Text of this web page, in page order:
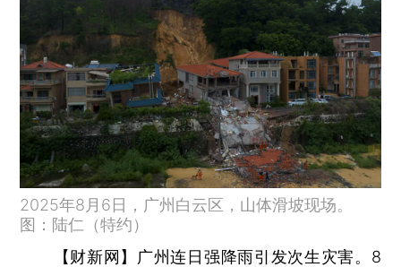
2025年8月6日，广州白云区，山体滑坡现场。
图：陆仁（特约）
【财新网】 广州连日强降雨引发次生灾害。8